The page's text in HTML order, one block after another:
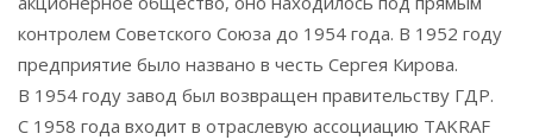
контролем Советского Союза до 1954 года. В 1952 году
предприятие было названо в честь Сергея Кирова.
В 1954 году завод был возвращен правительству ГДР.
С 1958 года входит в отраслевую ассоциацию TAKRAF